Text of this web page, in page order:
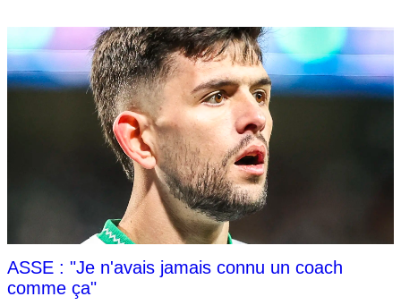
ASSE : "Je n'avais jamais connu un coach
comme ça"